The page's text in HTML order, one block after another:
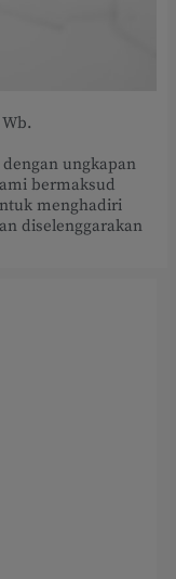
ungkapan
bermaksud
menghadiri
diselenggarakan